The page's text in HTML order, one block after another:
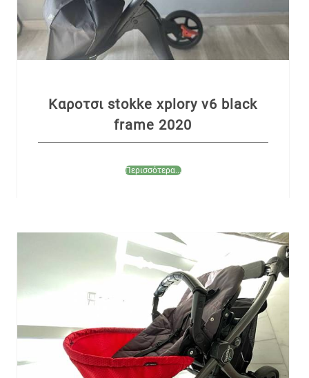
Καροτσι stokke xplory v6 black
frame 2020
Περισσότερα...